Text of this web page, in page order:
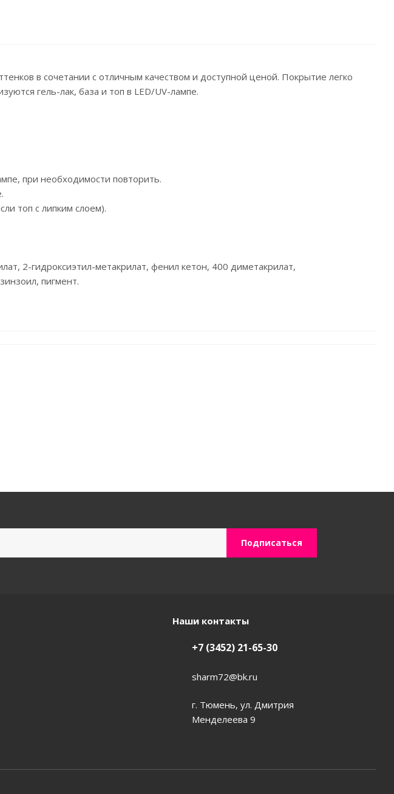
в сочетании с отличным качеством и доступной ценой. Покрытие легко
гель-лак, база и топ в LED/UV-лампе.
при необходимости повторить.
топ с липким слоем).
2-гидроксиэтил-метакрилат, фенил кетон, 400 диметакрилат,
пигмент.
Наши контакты
+7 (3452) 21-65-30
sharm72@bk.ru
г. Тюмень, ул. Дмитрия
Менделеева 9